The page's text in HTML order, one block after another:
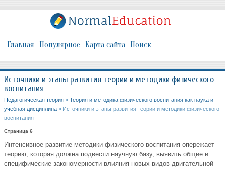
Главная Популярное Карта сайта Поиск
Источники и этапы развития теории и методики физического
воспитания
Педагогическая теория » Теория и методика физического воспитания как наука и
учебная дисциплина » Источники и этапы развития теории и методики физического
воспитания
Страница 6
Интенсивное развитие методики физического воспитания опережает
теорию, которая должна подвести научную базу, выявить общие и
специфические закономерности влияния новых видов двигательной